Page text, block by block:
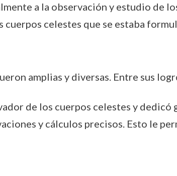
a la observación y estudio de
celestes que se estaba
amplias y diversas. Entre sus
de los cuerpos celestes y dedicó
y cálculos precisos. Esto le